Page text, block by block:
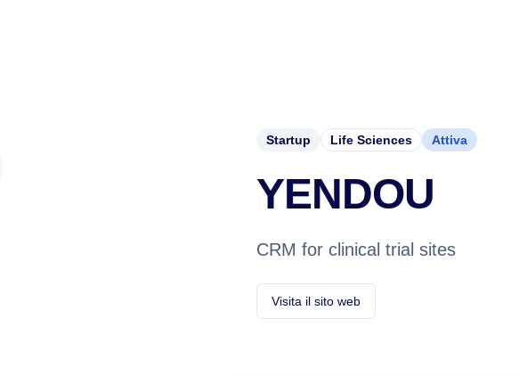
Startup Life Sciences Attiva
YENDOU
CRM for clinical trial sites
Visita il sito web